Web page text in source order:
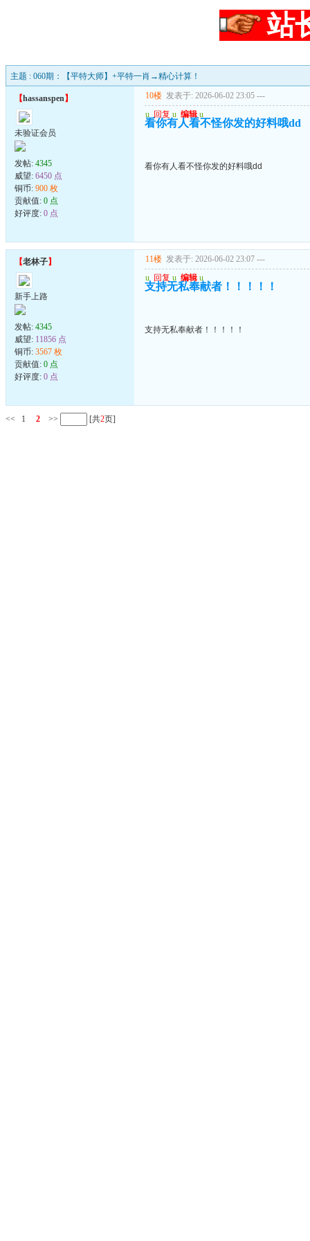
站
主题 : 060期：【平特大师】+平特一肖→精心计算！
【hassanspen】
未验证会员
发帖: 4345
威望: 6450 点
铜币: 900 枚
贡献值: 0 点
好评度: 0 点
10楼 发表于: 2026-06-02 23:05 ---
u 回复 u 编辑 u
看你有人看不怪你发的好料哦dd
看你有人看不怪你发的好料哦dd
【老林子】
新手上路
发帖: 4345
威望: 11856 点
铜币: 3567 枚
贡献值: 0 点
好评度: 0 点
11楼 发表于: 2026-06-02 23:07 ---
u 回复 u 编辑 u
支持无私奉献者！！！！！
支持无私奉献者！！！！！
<< 1 2 >> [共2页]